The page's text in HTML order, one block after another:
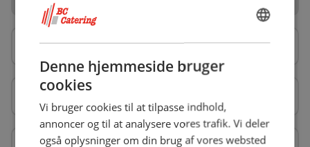
Kontaktperson
Kontaktperson
Firmanavn
Firmanavn
Denne hjemmeside bruger
cookies
Vi bruger cookies til at tilpasse indhold,
annoncer og til at analysere vores trafik. Vi deler
også oplysninger om din brug af vores websted